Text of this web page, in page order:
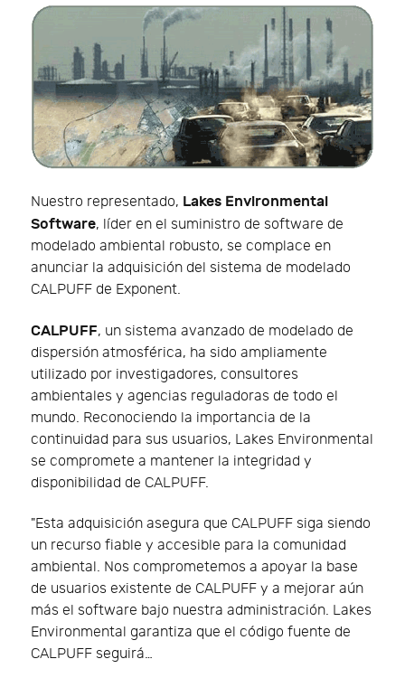
Nuestro representado, Lakes Environmental
Software, líder en el suministro de software de
modelado ambiental robusto, se complace en
anunciar la adquisición del sistema de modelado
CALPUFF de Exponent.
CALPUFF, un sistema avanzado de modelado de
dispersión atmosférica, ha sido ampliamente
utilizado por investigadores, consultores
ambientales y agencias reguladoras de todo el
mundo. Reconociendo la importancia de la
continuidad para sus usuarios, Lakes Environmental
se compromete a mantener la integridad y
disponibilidad de CALPUFF.
"Esta adquisición asegura que CALPUFF siga siendo
un recurso fiable y accesible para la comunidad
ambiental. Nos comprometemos a apoyar la base
de usuarios existente de CALPUFF y a mejorar aún
más el software bajo nuestra administración. Lakes
Environmental garantiza que el código fuente de
CALPUFF seguirá…